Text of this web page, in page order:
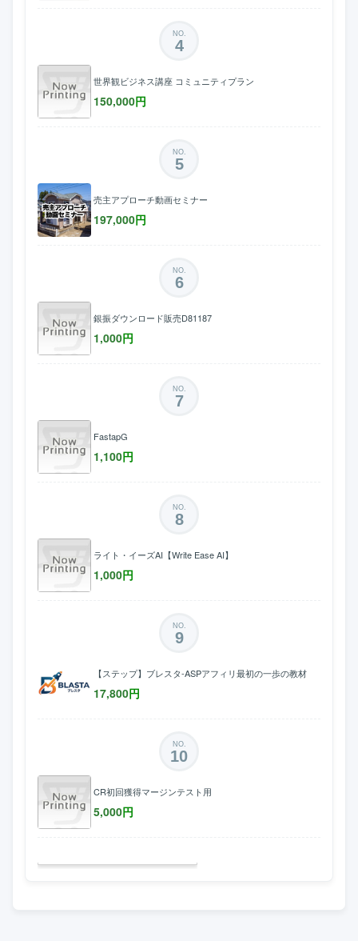
NO.
4
世界観ビジネス講座 コミュニティプラン
150,000円
NO.
5
売主アプローチ動画セミナー
197,000円
NO.
6
銀振ダウンロード販売D81187
1,000円
NO.
7
FastapG
1,100円
NO.
8
ライト・イーズAI【Write Ease AI】
1,000円
NO.
9
【ステップ】ブレスタ-ASPアフィリ最初の一歩の教材
17,800円
NO.
10
CR初回獲得マージンテスト用
5,000円